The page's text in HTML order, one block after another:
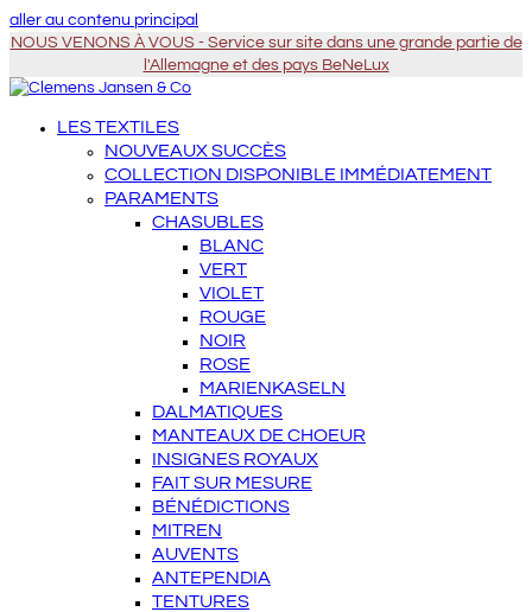
aller au contenu principal
NOUS VENONS À VOUS - Service sur site dans une grande partie de
l'Allemagne et des pays BeNeLux
LES TEXTILES
NOUVEAUX SUCCÈS
COLLECTION DISPONIBLE IMMÉDIATEMENT
PARAMENTS
CHASUBLES
BLANC
VERT
VIOLET
ROUGE
NOIR
ROSE
MARIENKASELN
DALMATIQUES
MANTEAUX DE CHOEUR
INSIGNES ROYAUX
FAIT SUR MESURE
BÉNÉDICTIONS
MITREN
AUVENTS
ANTEPENDIA
TENTURES